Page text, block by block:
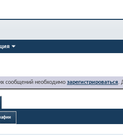
сообщений необходимо зарегистрироваться.